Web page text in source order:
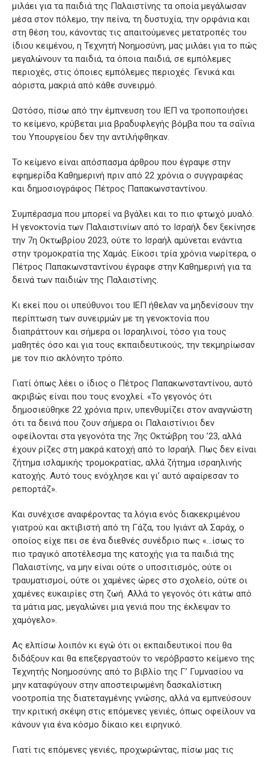
μιλάει για τα παιδιά της Παλαιστίνης τα οποία μεγάλωσαν
μέσα στον πόλεμο, την πείνα, τη δυστυχία, την ορφάνια και
στη θέση του, κάνοντας τις απαιτούμενες μετατροπές του
ίδιου κειμένου, η Τεχνητή Νοημοσύνη, μας μιλάει για το πώς
μεγαλώνουν τα παιδιά, τα όποια παιδιά, σε εμπόλεμες
περιοχές, στις όποιες εμπόλεμες περιοχές. Γενικά και
αόριστα, μακριά από κάθε συνειρμό.
Ωστόσο, πίσω από την έμπνευση του ΙΕΠ να τροποποιήσει
το κείμενο, κρύβεται μια βραδυφλεγής βόμβα που τα σαΐνια
του Υπουργείου δεν την αντιλήφθηκαν.
Το κείμενο είναι απόσπασμα άρθρου που έγραψε στην
εφημερίδα Καθημερινή πριν από 22 χρόνια ο συγγραφέας
και δημοσιογράφος Πέτρος Παπακωνσταντίνου.
Συμπέρασμα που μπορεί να βγάλει και το πιο φτωχό μυαλό.
Η γενοκτονία των Παλαιστινίων από το Ισραήλ δεν ξεκίνησε
την 7η Οκτωβρίου 2023, ούτε το Ισραήλ αμύνεται ενάντια
στην τρομοκρατία της Χαμάς. Είκοσι τρία χρόνια νωρίτερα, ο
Πέτρος Παπακωνσταντίνου έγραφε στην Καθημερινή για τα
δεινά των παιδιών της Παλαιστίνης.
Κι εκεί που οι υπεύθυνοι του ΙΕΠ ήθελαν να μηδενίσουν την
περίπτωση των συνειρμών με τη γενοκτονία που
διαπράττουν και σήμερα οι Ισραηλινοί, τόσο για τους
μαθητές όσο και για τους εκπαιδευτικούς, την τεκμηρίωσαν
με τον πιο ακλόνητο τρόπο.
Γιατί όπως λέει ο ίδιος ο Πέτρος Παπακωνσταντίνου, αυτό
ακριβώς είναι που τους ενοχλεί. «Το γεγονός ότι
δημοσιεύθηκε 22 χρόνια πριν, υπενθυμίζει στον αναγνώστη
ότι τα δεινά που ζουν σήμερα οι Παλαιστίνιοι δεν
οφείλονται στα γεγονότα της 7ης Οκτώβρη του ’23, αλλά
έχουν ρίζες στη μακρά κατοχή από το Ισραήλ. Πως δεν είναι
ζήτημα ισλαμικής τρομοκρατίας, αλλά ζήτημα ισραηλινής
κατοχής. Αυτό τους ενόχλησε και γι’ αυτό αφαίρεσαν το
ρεπορτάζ».
Και συνέχισε αναφέροντας τα λόγια ενός διακεκριμένου
γιατρού και ακτιβιστή από τη Γάζα, του Ιγιάντ αλ Σαράχ, ο
οποίος είχε πει σε ένα διεθνές συνέδριο πως «…ίσως το
πιο τραγικό αποτέλεσμα της κατοχής για τα παιδιά της
Παλαιστίνης, να μην είναι ούτε ο υποσιτισμός, ούτε οι
τραυματισμοί, ούτε οι χαμένες ώρες στο σχολείο, ούτε οι
χαμένες ευκαιρίες στη ζωή. Αλλά το γεγονός ότι κάτω από
τα μάτια μας, μεγαλώνει μια γενιά που της έκλεψαν το
χαμόγελο».
Ας ελπίσω λοιπόν κι εγώ ότι οι εκπαιδευτικοί που θα
διδάξουν και θα επεξεργαστούν το νερόβραστο κείμενο της
Τεχνητής Νοημοσύνης από το βιβλίο της Γ’ Γυμνασίου να
μην καταφύγουν στην αποστειρωμένη δασκαλίστικη
νοοτροπία της διατεταγμένης γνώσης, αλλά να εμπνεύσουν
την κριτική σκέψη στις επόμενες γενιές, όπως οφείλουν να
κάνουν για ένα κόσμο δίκαιο κει ειρηνικό.
Γιατί τις επόμενες γενιές, προχωρώντας, πίσω μας τις